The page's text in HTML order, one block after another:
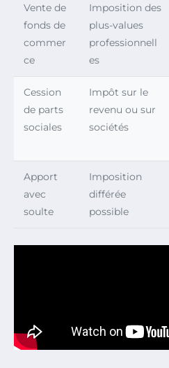
Vente de
fonds de
commer
ce
Imposition des
plus-values
professionnell
es
Cession
de parts
sociales
Impôt sur le
revenu ou sur
sociétés
Apport
avec
soulte
Imposition
différée
possible